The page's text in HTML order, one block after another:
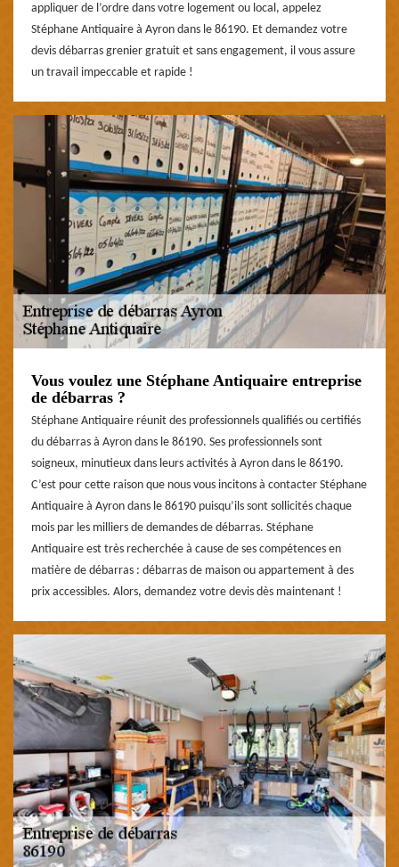
appliquer de l’ordre dans votre logement ou local, appelez
Stéphane Antiquaire à Ayron dans le 86190. Et demandez votre
devis débarras grenier gratuit et sans engagement, il vous assure
un travail impeccable et rapide !
Vous voulez une Stéphane Antiquaire entreprise
de débarras ?
Stéphane Antiquaire réunit des professionnels qualifiés ou certifiés
du débarras à Ayron dans le 86190. Ses professionnels sont
soigneux, minutieux dans leurs activités à Ayron dans le 86190.
C’est pour cette raison que nous vous incitons à contacter Stéphane
Antiquaire à Ayron dans le 86190 puisqu’ils sont sollicités chaque
mois par les milliers de demandes de débarras. Stéphane
Antiquaire est très recherchée à cause de ses compétences en
matière de débarras : débarras de maison ou appartement à des
prix accessibles. Alors, demandez votre devis dès maintenant !